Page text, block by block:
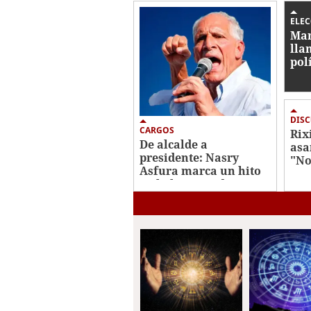
CARGOS
De alcalde a
presidente: Nasry
Asfura marca un hito
en la historia de